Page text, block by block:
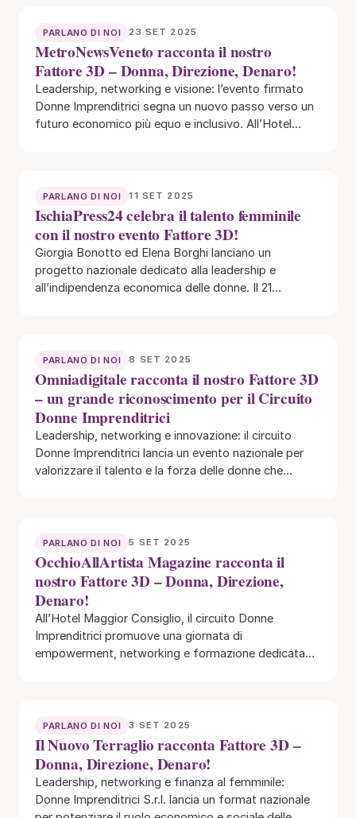
PARLANO DI NOI 23 SET 2025
MetroNewsVeneto racconta il nostro
Fattore 3D – Donna, Direzione, Denaro!
Leadership, networking e visione: l’evento firmato
Donne Imprenditrici segna un nuovo passo verso un
futuro economico più equo e inclusivo. All’Hotel
PARLANO DI NOI 11 SET 2025
IschiaPress24 celebra il talento femminile
con il nostro evento Fattore 3D!
Giorgia Bonotto ed Elena Borghi lanciano un
progetto nazionale dedicato alla leadership e
all’indipendenza economica delle donne. Il 21
PARLANO DI NOI 8 SET 2025
Omniadigitale racconta il nostro Fattore 3D
– un grande riconoscimento per il Circuito
Donne Imprenditrici
Leadership, networking e innovazione: il circuito
Donne Imprenditrici lancia un evento nazionale per
valorizzare il talento e la forza delle donne che…
PARLANO DI NOI 5 SET 2025
OcchioAllArtista Magazine racconta il
nostro Fattore 3D – Donna, Direzione,
Denaro!
All’Hotel Maggior Consiglio, il circuito Donne
Imprenditrici promuove una giornata di
empowerment, networking e formazione dedicata
PARLANO DI NOI 3 SET 2025
Il Nuovo Terraglio racconta Fattore 3D –
Donna, Direzione, Denaro!
Leadership, networking e finanza al femminile:
Donne Imprenditrici S.r.l. lancia un format nazionale